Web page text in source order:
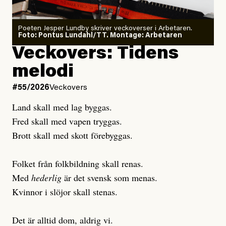
Publicerad6 August, 2026
Uppdaterad6 August, 2026
Joel Kellgren
Publicerad3 August, 2026
Uppdaterad3 August, 2026
Poeten Jesper Lundby skriver veckoverser i Arbetaren.
Foto: Pontus Lundahl/TT. Montage: Arbetaren
Veckovers: Tidens
melodi
#55/2026Veckovers
Land skall med lag byggas.
Fred skall med vapen tryggas.
Brott skall med skott förebyggas.
Folket från folkbildning skall renas.
Med hederlig är det svensk som menas.
Kvinnor i slöjor skall stenas.
Det är alltid dom, aldrig vi.